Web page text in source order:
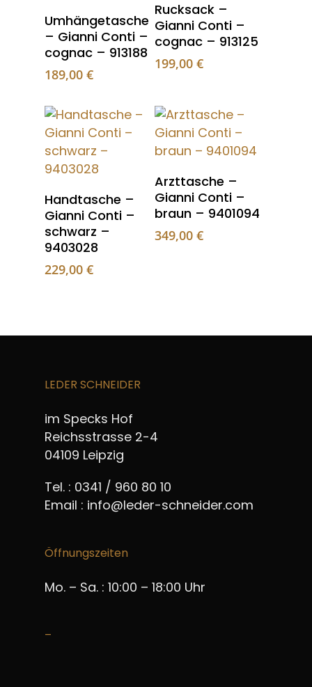
Umhängetasche
– Gianni Conti –
cognac – 913188
189,00 €
Rucksack –
Gianni Conti –
cognac – 913125
199,00 €
Handtasche –
Gianni Conti –
schwarz –
9403028
229,00 €
Arzttasche –
Gianni Conti –
braun – 9401094
349,00 €
LEDER SCHNEIDER
im Specks Hof
Reichsstrasse 2-4
04109 Leipzig
Tel. : 0341 / 960 80 10
Email : info@leder-schneider.com
Öffnungszeiten
Mo. – Sa. : 10:00 – 18:00 Uhr
–